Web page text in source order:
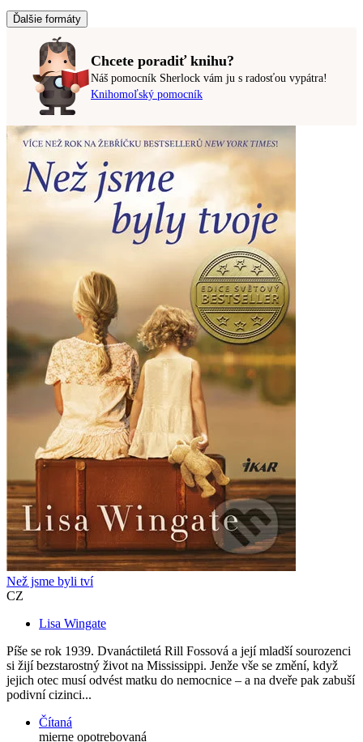
Ďalšie formáty
Chcete poradiť knihu?
Náš pomocník Sherlock vám ju s radosťou vypátra!
Knihomoľský pomocník
Než jsme byli tví
CZ
Lisa Wingate
Píše se rok 1939. Dvanáctiletá Rill Fossová a její mladší sourozenci
si žijí bezstarostný život na Mississippi. Jenže vše se změní, když
jejich otec musí odvést matku do nemocnice – a na dveře pak zabuší
podivní cizinci...
Čítaná
mierne opotrebovaná